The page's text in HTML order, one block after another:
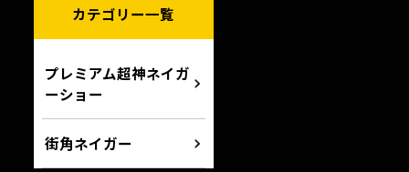
カテゴリー一覧
プレミアム超神ネイガ
ーショー
街角ネイガー